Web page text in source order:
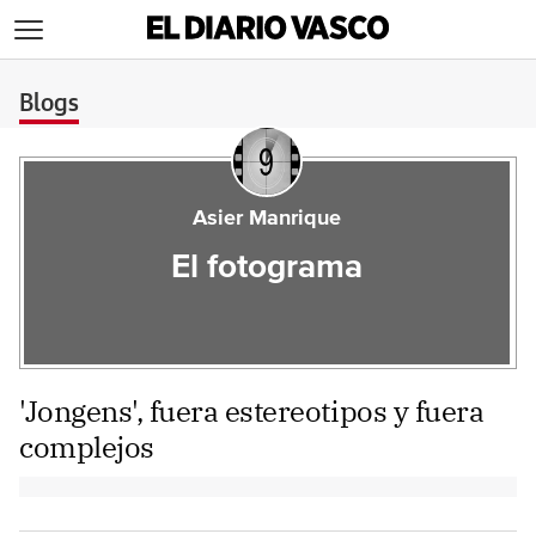
Blogs
Asier Manrique
El fotograma
'Jongens', fuera estereotipos y fuera
complejos